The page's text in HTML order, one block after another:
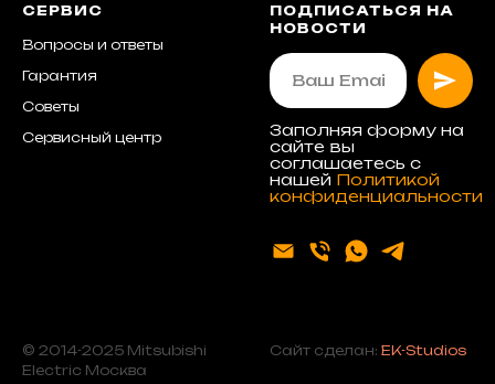
СЕРВИС
Вопросы и ответы
Гарантия
Советы
Сервисный центр
ПОДПИСАТЬСЯ НА
НОВОСТИ
Заполняя форму на
сайте вы
соглашаетесь с
нашей Политикой
конфиденциальности
© 2014-2025 Mitsubishi
Electric Москва
Сайт сделан: EK-Studios